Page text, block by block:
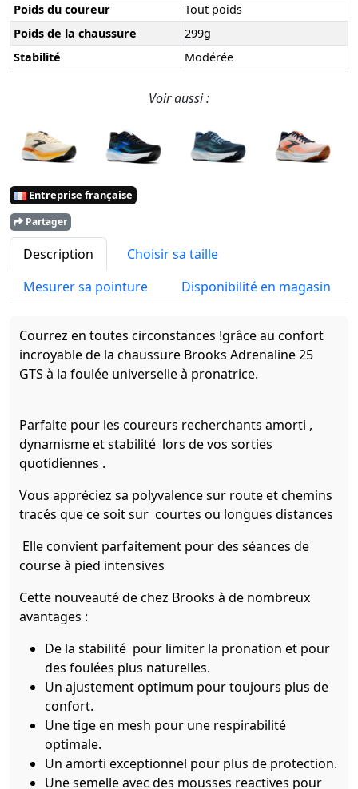
Poids du coureur
Tout poids
Poids de la chaussure
299g
Stabilité
Modérée
Voir aussi :
Entreprise française
Partager
Description
Choisir sa taille
Mesurer sa pointure
Disponibilité en magasin
Courrez en toutes circonstances !grâce au confort
incroyable de la chaussure Brooks Adrenaline 25
GTS à la foulée universelle à pronatrice.
Parfaite pour les coureurs recherchants amorti ,
dynamisme et stabilité lors de vos sorties
quotidiennes .
Vous appréciez sa polyvalence sur route et chemins
tracés que ce soit sur courtes ou longues distances
Elle convient parfaitement pour des séances de
course à pied intensives
Cette nouveauté de chez Brooks à de nombreux
avantages :
De la stabilité pour limiter la pronation et pour
des foulées plus naturelles.
Un ajustement optimum pour toujours plus de
confort.
Une tige en mesh pour une respirabilité
optimale.
Un amorti exceptionnel pour plus de protection.
Une semelle avec des mousses reactives pour